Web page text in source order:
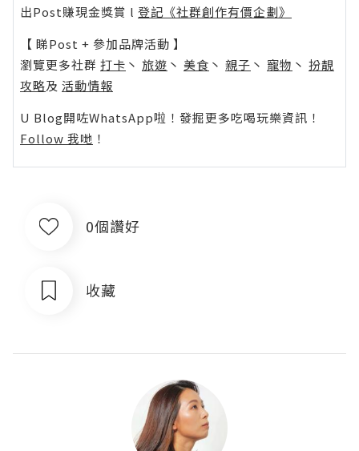
出Post賺現金獎賞 l 登記《社群創作有價企劃》
【 睇Post + 參加品牌活動 】
瀏覽更多社群 打卡 丶 旅遊 丶 美食 丶 親子 丶 寵物 丶 扮靚
攻略及 活動情報
U Blog開咗WhatsApp啦！發掘更多吃喝玩樂資訊！
Follow 我哋 ！
0個讚好
收藏